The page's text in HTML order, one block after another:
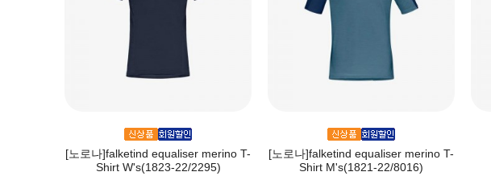
[노로나]falketind equaliser merino T-
Shirt W's(1823-22/2295)
[노로나]falketind equaliser merino T-
Shirt M's(1821-22/8016)